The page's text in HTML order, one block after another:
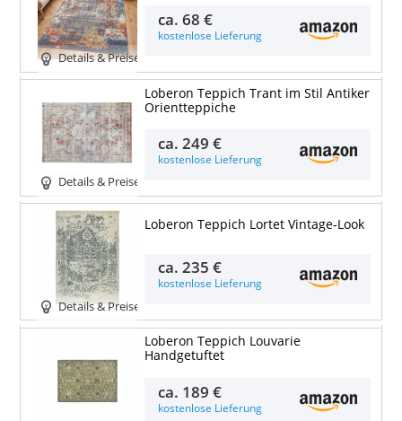
Details & Preise
ca.68 €
kostenlose Lieferung
Details & Preise
Loberon Teppich Trant im Stil Antiker
Orientteppiche
ca.249 €
kostenlose Lieferung
Details & Preise
Loberon Teppich Lortet Vintage-Look
ca.235 €
kostenlose Lieferung
Loberon Teppich Louvarie
Handgetuftet
ca. 189 €
kostenlose Lieferung